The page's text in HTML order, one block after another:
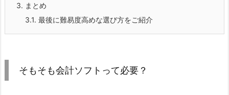
3. まとめ
3.1. 最後に難易度高めな選び方をご紹介
そもそも会計ソフトって必要？